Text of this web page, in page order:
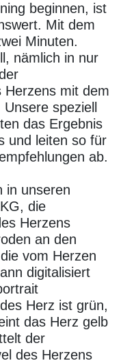
beginnen, ist
Mit dem
Minuten.
nämlich in nur
Herzens mit dem
speziell
das Ergebnis
und leiten so für
ab.
in unseren
die
Herzens
an den
vom Herzen
digitalisiert
Herz ist grün,
das Herz gelb
der
des Herzens